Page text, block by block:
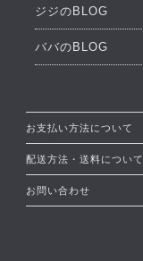
ジジのBLOG
ババのBLOG
お支払い方法について
配送方法・送料について
お問い合わせ